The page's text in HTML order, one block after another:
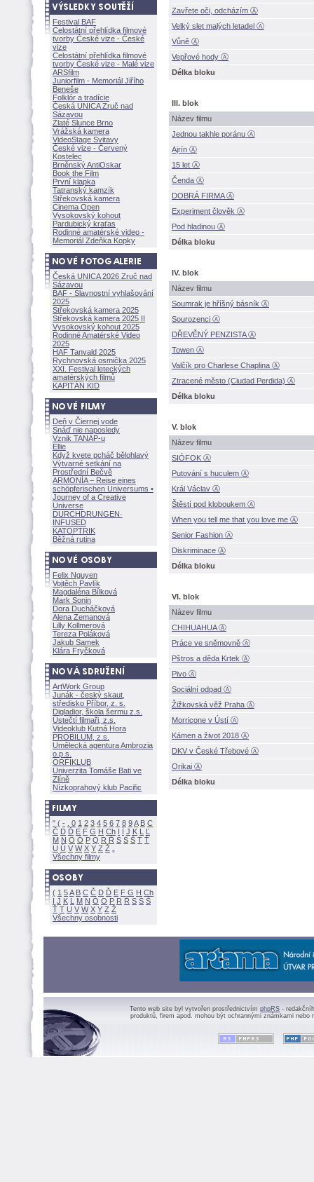
Festival BAF
Celostátní přehlídka filmové
tvorby České vize - České
vize
Celostátní přehlídka filmové
tvorby České vize - Malé vize
ARSfilm
Juniorfilm - Memoriál Jiřího
Beneše
Folklór a tradície
Česká UNICA Zruč nad
Sázavou
Zlaté Slunce Brno
Vrážská kamera
VideoStage Svitavy
České vize - Červený
Kostelec
Brněnský AntiOskar
Book the Film
První klapka
Tatranský kamzík
Střekovská kamera
Cinema Open
Vysokovský kohout
Pardubický kraťas
Rodinné amatérské video -
Memoriál Zdeňka Kopky
Česká UNICA 2026 Zruč nad
Sázavou
BAF - Slavnostní vyhlašování
2025
Střekovská kamera 2025
Střekovská kamera 2025 II
Vysokovský kohout 2025
Rodinné Amatérské Video
2025
HAF Tanvald 2025
Rychnovská osmička 2025
XXI. Festival leteckých
amatérských filmů
KAPITÁN KID
Deň v Čiernej vode
Snáď nie naposledy
Vznik TANAP-u
Ellie
Když kvete pcháč bělohlavý
Výtvarné setkání na
Prostřední Bečvě
ARMONÍA – Reise eines
schöpferischen Universums •
Journey of a Creative
Universe
DURCHDRUNGEN·
INFUSED
KATOPTRIK
Běžná rutina
Felix Nguyen
Vojtěch Pavlík
Magdaléna Bílkov
Mark Sonin
Dora Ducháčkov
Alena Zemanov
Lilly Kollmerov
Tereza Polákov
Jakub Samek
Klára Fryčkov
ArtWork Group
Junák - český skaut,
středisko Příbor, z. s.
Digladior, škola šermu z.s.
Ústečtí filmaři, z.s.
Videoklub Kutná Hora
PROBILUM, z.s.
Umělecká agentura Ambrozia
o.p.s.
ORFIKLUB
Univerzita Tomáše Bati ve
Zlíně
Nízkoprahový klub Pacific
" ( - 0 1 2 3 4 5 6 7 8 9A B C
Č D Ď E F G H Ch I Í J K L
Ľ
M N O Ó P Q R Ř S Ś T Ť
U Ú V W X Y Z
Všechny filmy
( 1 5A B C Č D Ď E F G H Ch
I J K L M N Ó O P R Ř S Ś
Ť T U V W X Y Z
Všechny osobnosti
Zavřete oči, odcházím Ⓐ
Velký slet malých letadel Ⓐ
Vůně Ⓐ
Vepřové hody Ⓐ
Délka bloku
III. blok
Název filmu
Jednou takhle poránu Ⓐ
Ajrín Ⓐ
15 let Ⓐ
Čenda Ⓐ
DOBRÁ FIRMA Ⓐ
Experiment člověk Ⓐ
Pod hladinou Ⓐ
Délka bloku
IV. blok
Název filmu
Soumrak je hříšný básník Ⓐ
Sourozenci Ⓐ
DŘEVĚNÝ PENZISTA Ⓐ
Towen Ⓐ
Valčík pro Charlese Chaplina Ⓐ
Ztracené město (Ciudad Perdida) Ⓐ
Délka bloku
V. blok
Název filmu
SIÓFOK Ⓐ
Putování s huculem Ⓐ
Král Václav Ⓐ
těstí pod kloboukem Ⓐ
When you tell me that you love me Ⓐ
Senior Fashion Ⓐ
Diskriminace Ⓐ
Délka bloku
VI. blok
Název filmu
CHIHUAHUA Ⓐ
Práce ve sněmovně Ⓐ
Pštros a děda Krtek Ⓐ
Pivo Ⓐ
Sociální odpad Ⓐ
ižkovská věž Praha Ⓐ
Morricone v Ústí Ⓐ
Kámen a život 2018 Ⓐ
DKV v České Třebové Ⓐ
Orikai Ⓐ
Délka bloku
Tento web site byl vytvořen prostřednictvím phpRS -
produktů, firem apod. mohou být ochrannými známkami